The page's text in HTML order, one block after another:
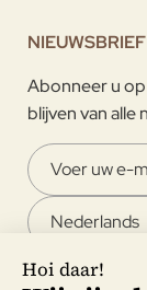
NIEUWSBRIEF
Abonneer u
blijven van alle